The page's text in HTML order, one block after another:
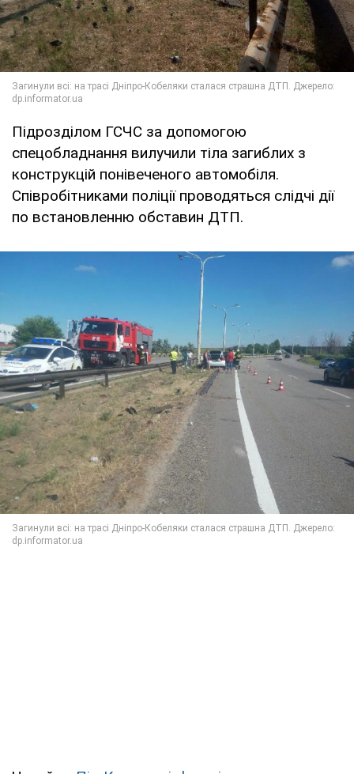
Підрозділом ГСЧС за допомогою
спецобладнання вилучили тіла загиблих з
конструкцій понівеченого автомобіля.
Співробітниками поліції проводяться слідчі дії
по встановленню обставин ДТП.